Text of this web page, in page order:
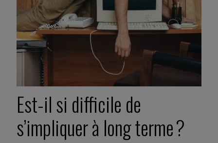
Est-il si difficile de
s’impliquer à long terme ?